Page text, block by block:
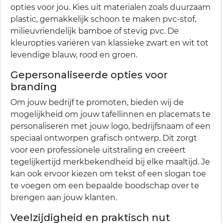
opties voor jou. Kies uit materialen zoals duurzaam
plastic, gemakkelijk schoon te maken pvc-stof,
milieuvriendelijk bamboe of stevig pvc. De
kleuropties variëren van klassieke zwart en wit tot
levendige blauw, rood en groen.
Gepersonaliseerde opties voor
branding
Om jouw bedrijf te promoten, bieden wij de
mogelijkheid om jouw tafellinnen en placemats te
personaliseren met jouw logo, bedrijfsnaam of een
speciaal ontworpen grafisch ontwerp. Dit zorgt
voor een professionele uitstraling en creëert
tegelijkertijd merkbekendheid bij elke maaltijd. Je
kan ook ervoor kiezen om tekst of een slogan toe
te voegen om een bepaalde boodschap over te
brengen aan jouw klanten.
Veelzijdigheid en praktisch nut